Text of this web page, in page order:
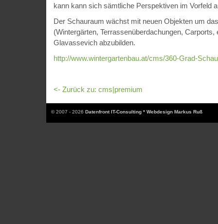
kann kann sich sämtliche Perspektiven im Vorfeld
Der Schauraum wächst mit neuen Objekten um
(Wintergärten, Terrassenüberdachungen, Carports,
Glavassevich abzubilden.
http://www.wintergartenbau.at/cms/360-Grad-
<- Zurück zu: cms|premium
© 2007 - 2026 Datenfront IT-Consulting * Webdesign Markus Ruß